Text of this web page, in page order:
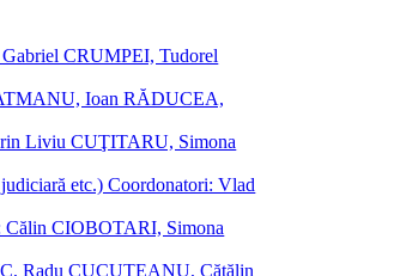
Gabriel CRUMPEI, Tudorel
Ioan RĂDUCEA,
Liviu CUŢITARU, Simona
etc.) Coordonatori: Vlad
Călin CIOBOTARI, Simona
Radu CUCUTEANU, Cătălin